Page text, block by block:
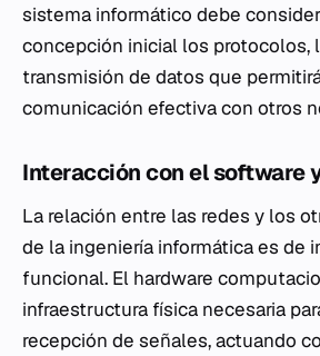
sistema informático debe
concepción inicial los protocolos,
transmisión de datos que
comunicación efectiva con otros
Interacción con el software
La relación entre las redes y los
de la ingeniería informática es de
funcional. El hardware
infraestructura física necesaria
recepción de señales, actuando